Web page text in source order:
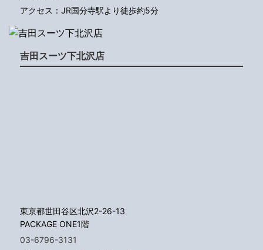
アクセス：JR国分寺駅より徒歩約5分
吉田スーツ下北沢店
東京都世田谷区北沢2-26-13
PACKAGE ONE1階
03-6796-3131